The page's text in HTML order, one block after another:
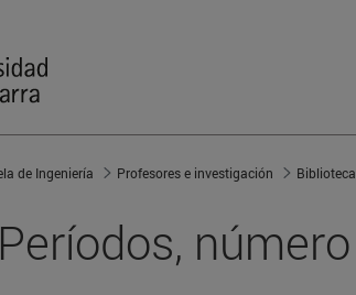
de Ingeniería Profesores e investigación Biblioteca
Períodos,